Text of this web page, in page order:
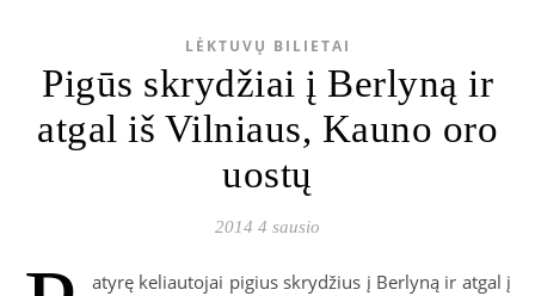
LĖKTUVŲ BILIETAI
Pigūs skrydžiai į Berlyną ir
atgal iš Vilniaus, Kauno oro
uostų
2014 4 sausio
atyrę keliautojai pigius skrydžius į Berlyną ir atgal į